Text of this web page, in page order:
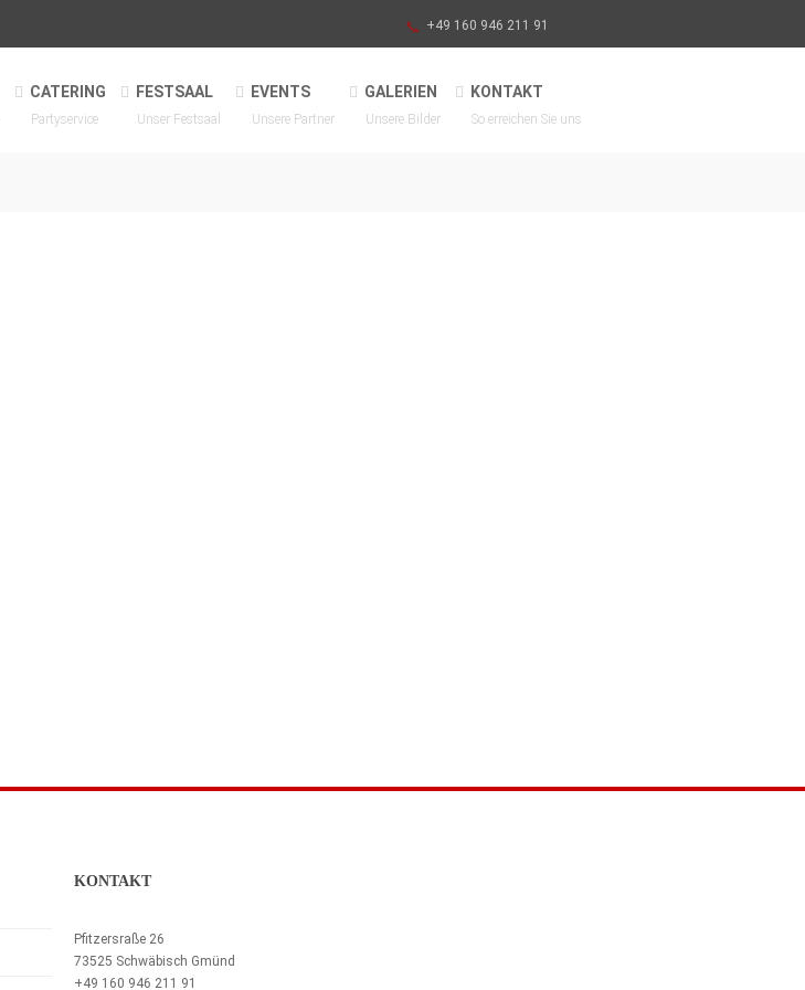
+49 160 946 211 91
CATERING
Partyservice
FESTSAAL
Unser Festsaal
EVENTS
Unsere Partner
GALERIEN
Unsere Bilder
KONTAKT
So erreichen Sie uns
KONTAKT
Pfitzersraße 26
73525 Schwäbisch Gmünd
+49 160 946 211 91